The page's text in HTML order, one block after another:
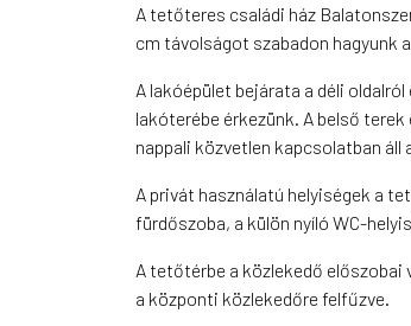
A tetőteres családi ház
cm távolságot szabadon
A lakóépület bejárata a déli
lakóterébe érkezünk. A belső
nappali közvetlen kapcsolatban
A privát használatú helyiségek a
fürdőszoba, a külön nyíló WC-
A tetőtérbe a közlekedő előszobai
a központi közlekedőre felfűzve.